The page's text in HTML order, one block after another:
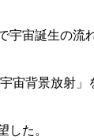
宇宙誕生の流
宙背景放射」
した。